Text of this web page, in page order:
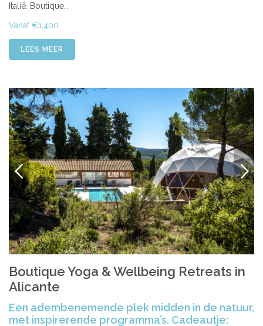
Italië. Boutique…
Vanaf €1,400
LEES MEER
VORIGE
Boutique Yoga & Wellbeing Retreats in
Alicante
Een adembenemende plek midden in de natuur,
met inspirerende programma’s. Cadeautje: